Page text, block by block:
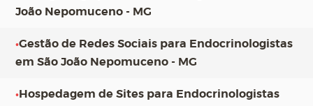
João Nepomuceno - MG
•Gestão de Redes Sociais para Endocrinologistas
em São João Nepomuceno - MG
•Hospedagem de Sites para Endocrinologistas